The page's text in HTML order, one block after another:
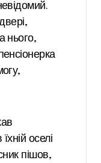
нього,
оселі
пішов,